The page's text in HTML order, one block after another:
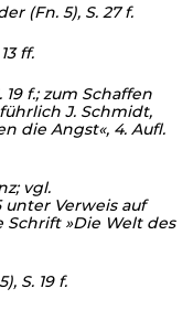
(Fn. 5), S. 27 f.
ff.
19 f.; zum Schaffen
J. Schmidt,
die Angst«, 4. Aufl.
vgl.
unter Verweis auf
Schrift »Die Welt des
S. 19 f.